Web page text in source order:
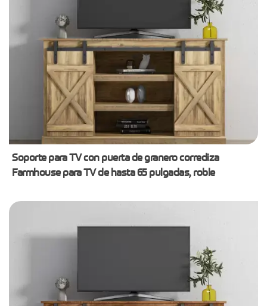
Soporte para TV con puerta de granero corrediza
Farmhouse para TV de hasta 65 pulgadas, roble